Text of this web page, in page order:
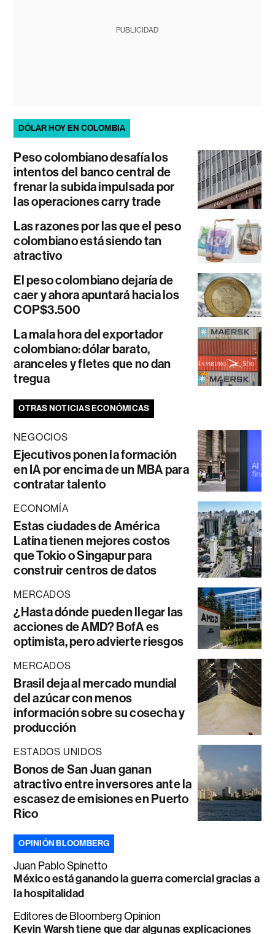
PUBLICIDAD
DÓLAR HOY EN COLOMBIA
Peso colombiano desafía los
intentos del banco central de
frenar la subida impulsada por
las operaciones carry trade
Las razones por las que el peso
colombiano está siendo tan
atractivo
El peso colombiano dejaría de
caer y ahora apuntará hacia los
COP$3.500
La mala hora del exportador
colombiano: dólar barato,
aranceles y fletes que no dan
tregua
OTRAS NOTICIAS ECONÓMICAS
NEGOCIOS
Ejecutivos ponen la formación
en IA por encima de un MBA para
contratar talento
ECONOMÍA
Estas ciudades de América
Latina tienen mejores costos
que Tokio o Singapur para
construir centros de datos
MERCADOS
¿Hasta dónde pueden llegar las
acciones de AMD? BofA es
optimista, pero advierte riesgos
MERCADOS
Brasil deja al mercado mundial
del azúcar con menos
información sobre su cosecha y
producción
ESTADOS UNIDOS
Bonos de San Juan ganan
atractivo entre inversores ante la
escasez de emisiones en Puerto
Rico
OPINIÓN BLOOMBERG
Juan Pablo Spinetto
México está ganando la guerra comercial gracias a
la hospitalidad
Editores de Bloomberg Opinion
Kevin Warsh tiene que dar algunas explicaciones